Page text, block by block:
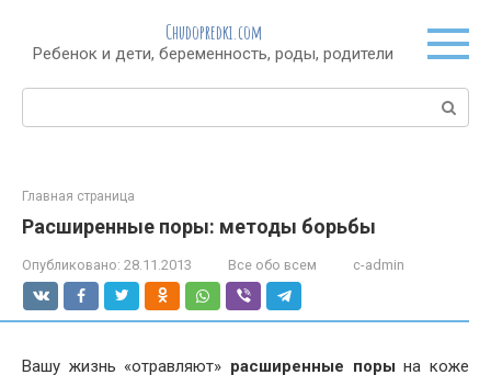
контенту
Chudopredki.com
Ребенок и дети, беременность, роды, родители
Поиск:
Главная страница
Расширенные поры: методы борьбы
Опубликовано: 28.11.2013 Все обо всем c-admin
Вашу жизнь «отравляют» расширенные поры на коже